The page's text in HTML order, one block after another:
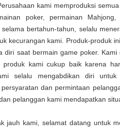
kami memproduksi
poker, permainan
bertahun-tahun, selalu
kecurangan kami. Produk-produk
saat bermain game poker. Kami
kami cukup baik karena
selalu mengabdikan diri untuk
dan permintaan
pelanggan kami mendapatkan
jauh kami, selamat datang untuk